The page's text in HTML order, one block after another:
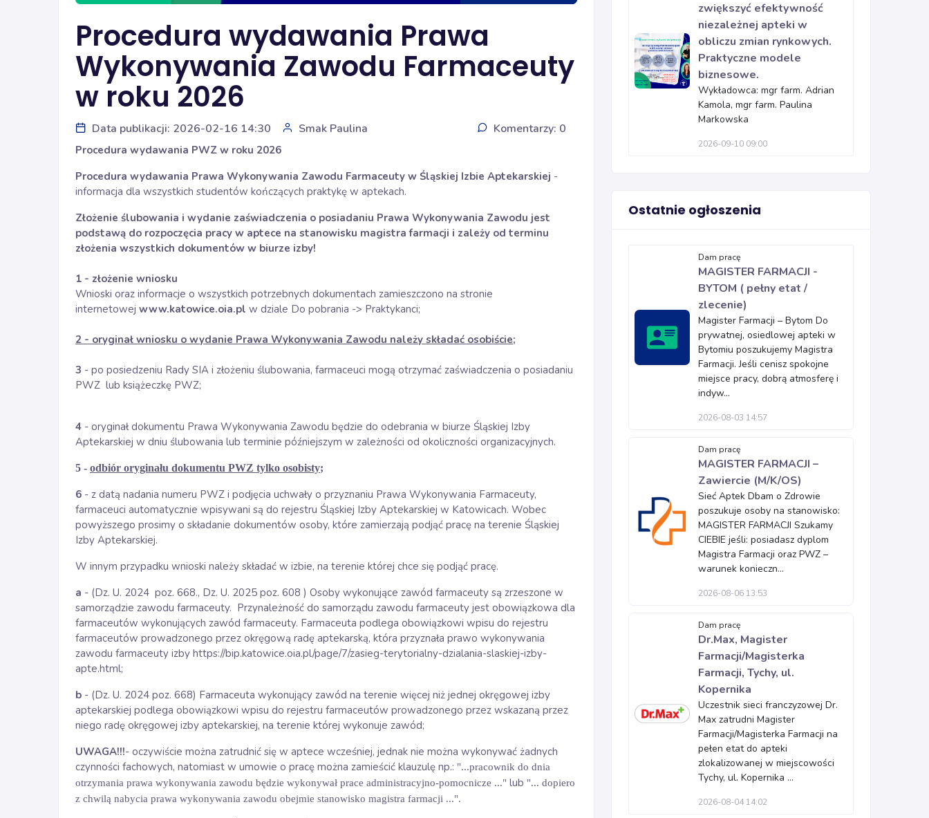
Procedura wydawania Prawa
Wykonywania Zawodu Farmaceuty
w roku 2026
Data publikacji: 2026-02-16 14:30 Smak Paulina Komentarzy: 0
Procedura wydawania PWZ w roku 2026
Procedura wydawania Prawa Wykonywania Zawodu Farmaceuty w Śląskiej Izbie Aptekarskiej -
informacja dla wszystkich studentów kończących praktykę w aptekach.
Złożenie ślubowania i wydanie zaświadczenia o posiadaniu Prawa Wykonywania Zawodu jest
podstawą do rozpoczęcia pracy w aptece na stanowisku magistra farmacji i zależy od terminu
złożenia wszystkich dokumentów w biurze izby!
1 - złożenie wniosku
Wnioski oraz informacje o wszystkich potrzebnych dokumentach zamieszczono na stronie
internetowej www.katowice.oia.pl w dziale Do pobrania -> Praktykanci;
2 - oryginał wniosku o wydanie Prawa Wykonywania Zawodu należy składać osobiście;
3 - po posiedzeniu Rady SIA i złożeniu ślubowania, farmaceuci mogą otrzymać zaświadczenia o posiadaniu
PWZ lub książeczkę PWZ;
4 - oryginał dokumentu Prawa Wykonywania Zawodu będzie do odebrania w biurze Śląskiej Izby
Aptekarskiej w dniu ślubowania lub terminie późniejszym w zależności od okoliczności organizacyjnych.
5 - odbiór oryginału dokumentu PWZ tylko osobisty;
6 - z datą nadania numeru PWZ i podjęcia uchwały o przyznaniu Prawa Wykonywania Farmaceuty,
farmaceuci automatycznie wpisywani są do rejestru Śląskiej Izby Aptekarskiej w Katowicach. Wobec
powyższego prosimy o składanie dokumentów osoby, które zamierzają podjąć pracę na terenie Śląskiej
Izby Aptekarskiej.
W innym przypadku wnioski należy składać w izbie, na terenie której chce się podjąć pracę.
a - (Dz. U. 2024 poz. 668., Dz. U. 2025 poz. 608 ) Osoby wykonujące zawód farmaceuty są zrzeszone w
samorządzie zawodu farmaceuty. Przynależność do samorządu zawodu farmaceuty jest obowiązkowa dla
farmaceutów wykonujących zawód farmaceuty. Farmaceuta podlega obowiązkowi wpisu do rejestru
farmaceutów prowadzonego przez okręgową radę aptekarską, która przyznała prawo wykonywania
zawodu farmaceuty izby https://bip.katowice.oia.pl/page/7/zasieg-terytorialny-dzialania-slaskiej-izby-
apte.html;
b - (Dz. U. 2024 poz. 668) Farmaceuta wykonujący zawód na terenie więcej niż jednej okręgowej izby
aptekarskiej podlega obowiązkowi wpisu do rejestru farmaceutów prowadzonego przez wskazaną przez
niego radę okręgowej izby aptekarskiej, na terenie której wykonuje zawód;
UWAGA!!!- oczywiście można zatrudnić się w aptece wcześniej, jednak nie można wykonywać żadnych
czynności fachowych, natomiast w umowie o pracę można zamieścić klauzulę np.: "...pracownik do dnia
otrzymania prawa wykonywania zawodu będzie wykonywał prace administracyjno-pomocnicze ..." lub "... dopiero
z chwilą nabycia prawa wykonywania zawodu obejmie stanowisko magistra farmacji ...".
zwiększyć efektywność
niezależnej apteki w
obliczu zmian rynkowych.
Praktyczne modele
biznesowe.
Wykładowca: mgr farm. Adrian
Kamola, mgr farm. Paulina
Markowska
2026-09-10 09:00
Ostatnie ogłoszenia
Dam pracę
MAGISTER FARMACJI -
BYTOM ( pełny etat /
zlecenie)
Magister Farmacji – Bytom Do
prywatnej, osiedlowej apteki w
Bytomiu poszukujemy Magistra
Farmacji. Jeśli cenisz spokojne
miejsce pracy, dobrą atmosferę i
indyw...
2026-08-03 14:57
Dam pracę
MAGISTER FARMACJI –
Zawiercie (M/K/OS)
Sieć Aptek Dbam o Zdrowie
poszukuje osoby na stanowisko:
MAGISTER FARMACJI Szukamy
CIEBIE jeśli: posiadasz dyplom
Magistra Farmacji oraz PWZ –
warunek konieczn...
2026-08-06 13:53
Dam pracę
Dr.Max, Magister
Farmacji/Magisterka
Farmacji, Tychy, ul.
Kopernika
Uczestnik sieci franczyzowej Dr.
Max zatrudni Magister
Farmacji/Magisterka Farmacji na
pełen etat do apteki
zlokalizowanej w miejscowości
Tychy, ul. Kopernika ...
2026-08-04 14:02